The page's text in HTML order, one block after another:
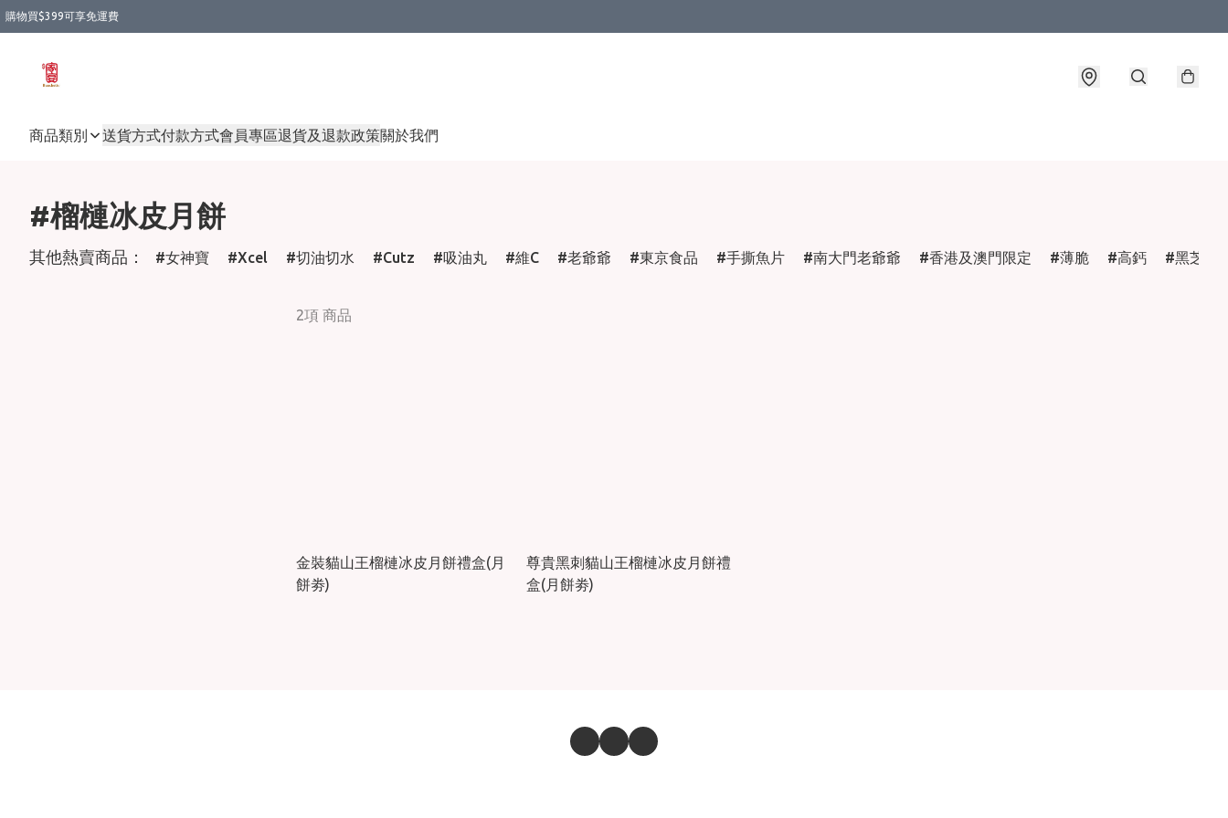
購物買$399可享免運費
商品類別 送貨方式付款方式會員專區退貨及退款政策關於我們
#榴槤冰皮月餅
其他熱賣商品： 女神寶 Xcel 切油切水 Cutz 吸油丸 維C 老爺爺 東京食品 手撕魚片 南大門老爺爺 香港及澳門限定 薄脆 高鈣 黑芝麻
2項 商品
金裝貓山王榴槤冰皮月餅禮盒(月
餅劵)
尊貴黑刺貓山王榴槤冰皮月餅禮
盒(月餅劵)